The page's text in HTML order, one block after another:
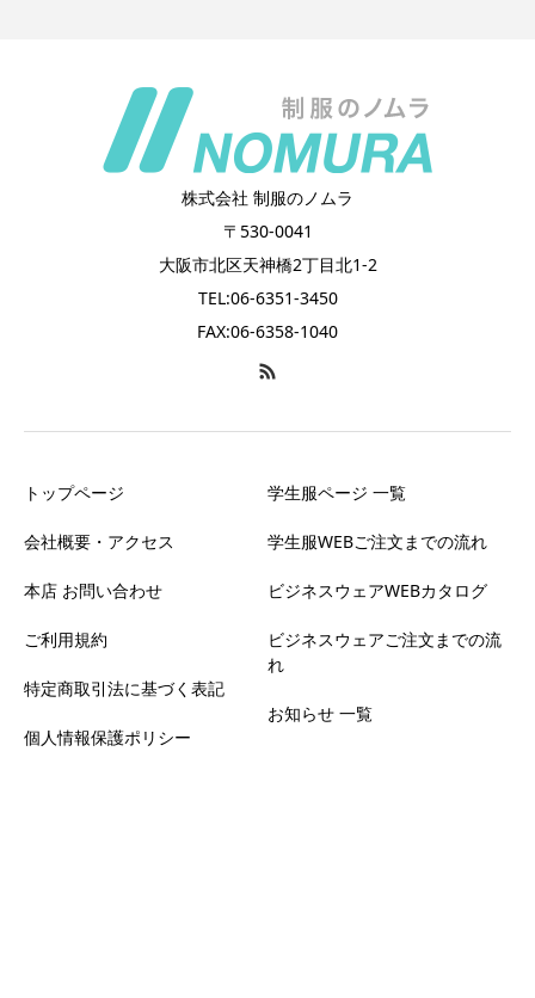
株式会社 制服のノムラ
〒530-0041
大阪市北区天神橋2丁目北1-2
TEL:06-6351-3450
FAX:06-6358-1040
トップページ
会社概要・アクセス
本店 お問い合わせ
ご利用規約
特定商取引法に基づく表記
個人情報保護ポリシー
学生服ページ 一覧
学生服WEBご注文までの流れ
ビジネスウェアWEBカタログ
ビジネスウェアご注文までの流
れ
お知らせ 一覧